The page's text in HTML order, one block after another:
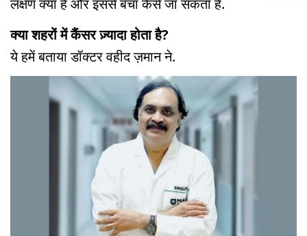
क्या शहरों में कैंसर ज़्यादा होता है?
ये हमें बताया डॉक्टर वहीद ज़मान ने.